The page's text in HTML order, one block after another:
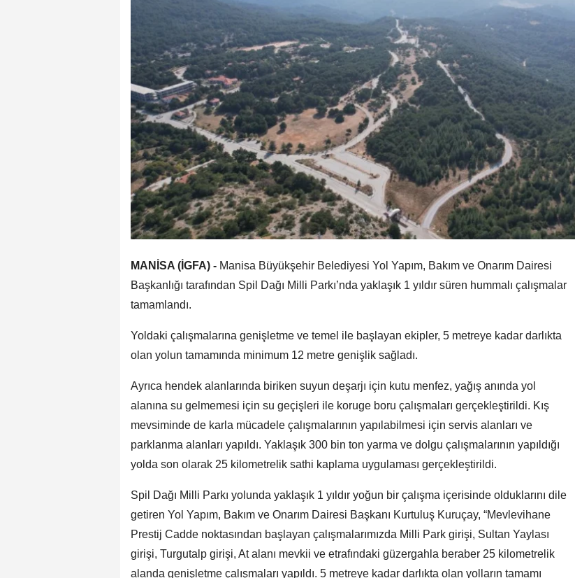
MANİSA (İGFA) - Manisa Büyükşehir Belediyesi Yol Yapım, Bakım ve Onarım Dairesi
Başkanlığı tarafından Spil Dağı Milli Parkı’nda yaklaşık 1 yıldır süren hummalı çalışmalar
tamamlandı.
Yoldaki çalışmalarına genişletme ve temel ile başlayan ekipler, 5 metreye kadar darlıkta
olan yolun tamamında minimum 12 metre genişlik sağladı.
Ayrıca hendek alanlarında biriken suyun deşarjı için kutu menfez, yağış anında yol
alanına su gelmemesi için su geçişleri ile koruge boru çalışmaları gerçekleştirildi. Kış
mevsiminde de karla mücadele çalışmalarının yapılabilmesi için servis alanları ve
parklanma alanları yapıldı. Yaklaşık 300 bin ton yarma ve dolgu çalışmalarının yapıldığı
yolda son olarak 25 kilometrelik sathi kaplama uygulaması gerçekleştirildi.
Spil Dağı Milli Parkı yolunda yaklaşık 1 yıldır yoğun bir çalışma içerisinde olduklarını dile
getiren Yol Yapım, Bakım ve Onarım Dairesi Başkanı Kurtuluş Kuruçay, “Mevlevihane
Prestij Cadde noktasından başlayan çalışmalarımızda Milli Park girişi, Sultan Yaylası
girişi, Turgutalp girişi, At alanı mevkii ve etrafındaki güzergahla beraber 25 kilometrelik
alanda genişletme çalışmaları yapıldı. 5 metreye kadar darlıkta olan yolların tamamı